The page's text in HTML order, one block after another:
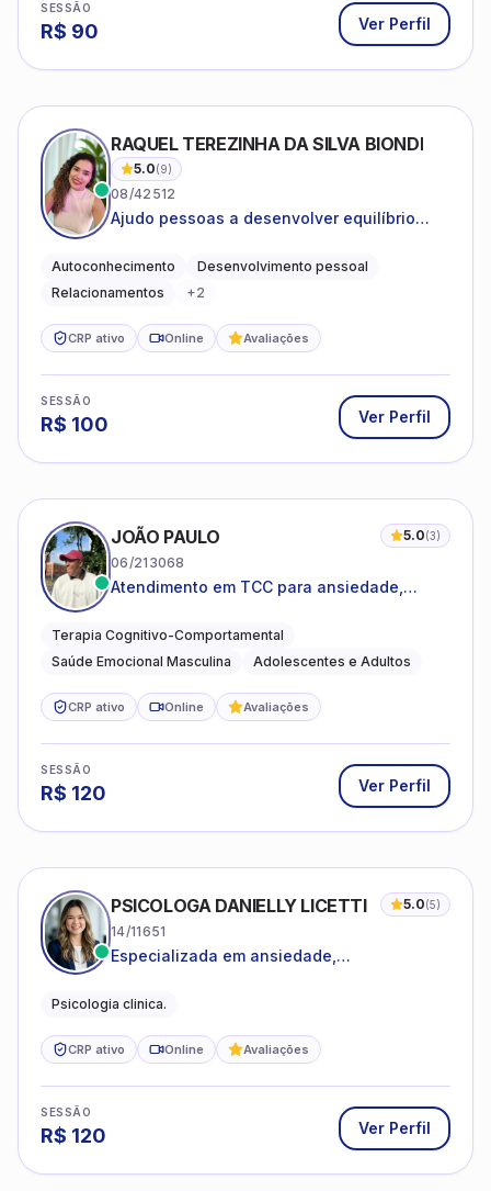
SESSÃO
R$ 90 Ver Perfil
RAQUEL TEREZINHA DA SILVA BIONDI
5.0(9)
08/42512
Ajudo pessoas a desenvolver equilíbrio
Autoconhecimento
Desenvolvimento pessoal
Relacionamentos
+2
CRP ativo Online Avaliações
SESSÃO
R$ 100 Ver Perfil
JOÃO PAULO 5.0(3)
06/213068
Atendimento em TCC para ansiedade,
emocional
Terapia Cognitivo-Comportamental
Saúde Emocional Masculina
Adolescentes e Adultos
CRP ativo Online Avaliações
SESSÃO
R$ 120 Ver Perfil
PSICOLOGA DANIELLY LICETTI 5.0(5)
14/11651
Especializada em ansiedade,
Psicologia clinica.
CRP ativo Online Avaliações
SESSÃO
R$ 120 Ver Perfil